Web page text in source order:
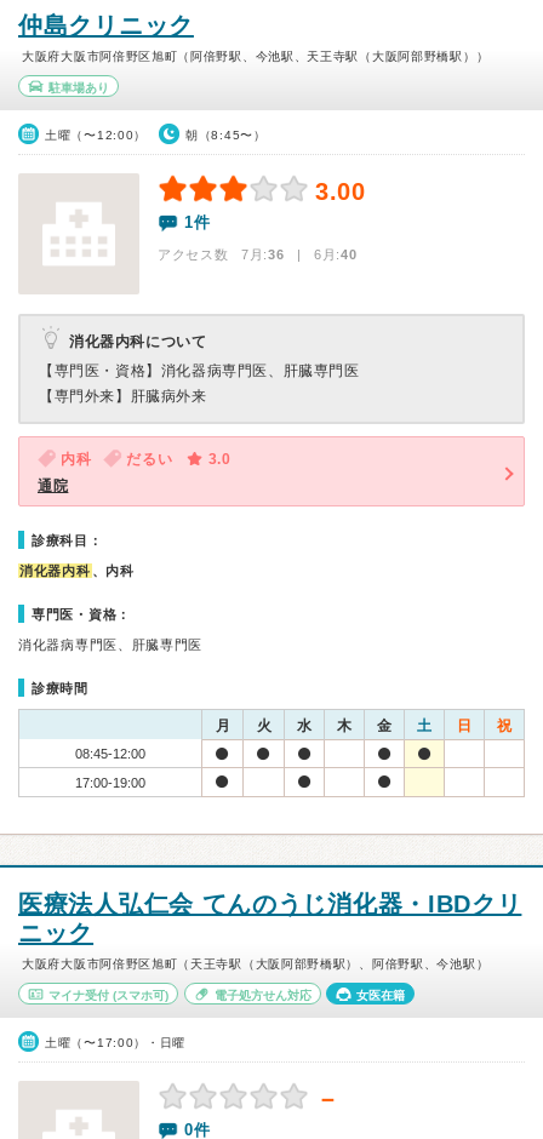
仲島クリニック
大阪府大阪市阿倍野区旭町（阿倍野駅、今池駅、天王寺駅（大阪阿部野橋駅））
駐車場あり
土曜（〜12:00） 朝（8:45〜）
3.00
1件
アクセス数 7月:36 | 6月:40
消化器内科について
【専門医・資格】 消化器病専門医、肝臓専門医
【専門外来】 肝臓病外来
内科 だるい
3.0
通院
診療科目：
消化器内科 、内科
専門医・資格：
消化器病専門医、肝臓専門医
診療時間
月 火 水 木 金 土 日 祝
08:45-12:00
17:00-19:00
医療法人弘仁会 てんのうじ消化器・IBDクリ
ニック
大阪府大阪市阿倍野区旭町（天王寺駅（大阪阿部野橋駅）、阿倍野駅、今池駅）
マイナ受付 (スマホ可) 電子処方せん対応 女医在籍
土曜（〜17:00）・日曜
－
0件